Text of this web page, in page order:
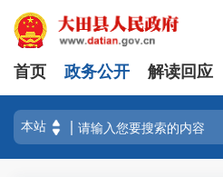
首页 政务公开 解读回应